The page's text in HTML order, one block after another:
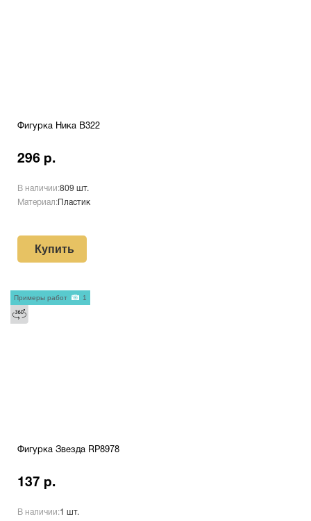
Фигурка Ника B322
296 р.
В наличии:809 шт.
Материал: Пластик
Купить
Фигурка Звезда RP8978
137 р.
В наличии:1 шт.
Примеры работ 1